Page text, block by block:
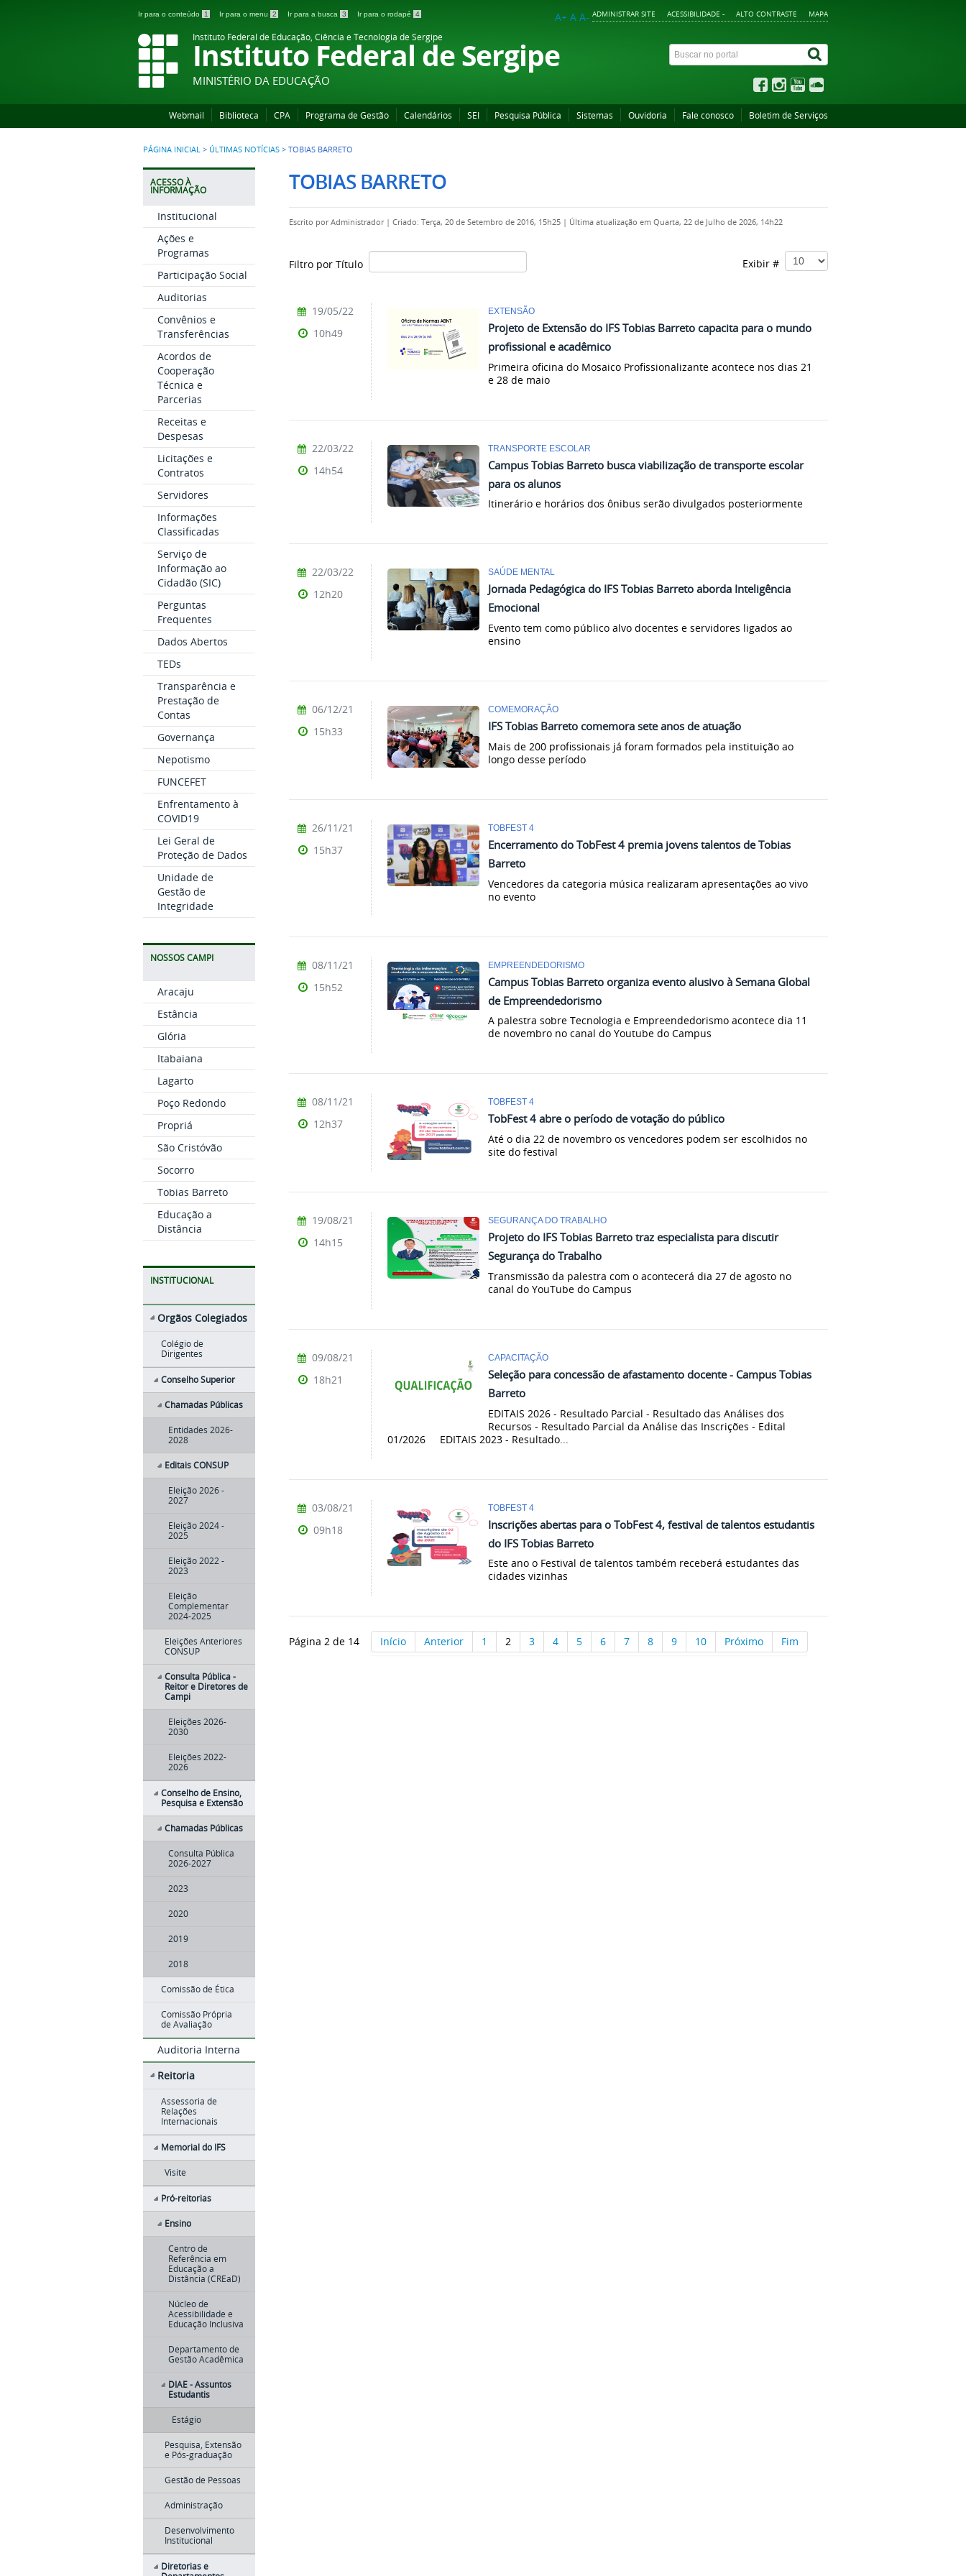
Ir para o conteúdo 1 Ir para o menu 2 Ir para a busca 3 Ir para o rodapé 4 ADMINISTRAR SITE ACESSIBILIDADE - ALTO CONTRASTE MAPA
A+ A A-
Instituto Federal de Educação, Ciência e Tecnologia de Sergipe
Instituto Federal de Sergipe
MINISTÉRIO DA EDUCAÇÃO
Webmail Biblioteca CPA Programa de Gestão Calendários SEI Pesquisa Pública Sistemas Ouvidoria Fale conosco Boletim de Serviços
PÁGINA INICIAL > ÚLTIMAS NOTÍCIAS > TOBIAS BARRETO
ACESSO À
INFORMAÇÃO
Institucional
Ações e
Programas
Participação Social
Auditorias
Convênios e
Transferências
Acordos de
Cooperação
Técnica e
Parcerias
Receitas e
Despesas
Licitações e
Contratos
Servidores
Informações
Classificadas
Serviço de
Informação ao
Cidadão (SIC)
Perguntas
Frequentes
Dados Abertos
TEDs
Transparência e
Prestação de
Contas
Governança
Nepotismo
FUNCEFET
Enfrentamento à
COVID19
Lei Geral de
Proteção de Dados
Unidade de
Gestão de
Integridade
NOSSOS CAMPI
Aracaju
Estância
Glória
Itabaiana
Lagarto
Poço Redondo
Propriá
São Cristóvão
Socorro
Tobias Barreto
Educação a
Distância
INSTITUCIONAL
Orgãos Colegiados
Colégio de
Dirigentes
Conselho Superior
Chamadas Públicas
Entidades 2026-
2028
Editais CONSUP
Eleição 2026 -
2027
Eleição 2024 -
2025
Eleição 2022 -
2023
Eleição
Complementar
2024-2025
Eleições Anteriores
CONSUP
Consulta Pública -
Reitor e Diretores de
Campi
Eleições 2026-
2030
Eleições 2022-
2026
Conselho de Ensino,
Pesquisa e Extensão
Chamadas Públicas
Consulta Pública
2026-2027
2023
2020
2019
2018
Comissão de Ética
Comissão Própria
de Avaliação
Auditoria Interna
Reitoria
Assessoria de
Relações
Internacionais
Memorial do IFS
Visite
Pró-reitorias
Ensino
Centro de
Referência em
Educação a
Distância (CREaD)
Núcleo de
Acessibilidade e
Educação Inclusiva
Departamento de
Gestão Acadêmica
DIAE - Assuntos
Estudantis
Estágio
Pesquisa, Extensão
e Pós-graduação
Gestão de Pessoas
Administração
Desenvolvimento
Institucional
Diretorias e
TOBIAS BARRETO
Escrito porAdministrador | Criado: Terça, 20 de Setembro de 2016, 15h25 | Última atualização em Quarta, 22 de Julho de 2026, 14h22
Filtro por Título Exibir #
EXTENSÃO
Projeto de Extensão do IFS Tobias Barreto capacita para o mundo
profissional e acadêmico
Primeira oficina do Mosaico Profissionalizante acontece nos dias 21
e 28 de maio
19/05/22
10h49
TRANSPORTE ESCOLAR
Campus Tobias Barreto busca viabilização de transporte escolar
para os alunos
Itinerário e horários dos ônibus serão divulgados posteriormente
22/03/22
14h54
SAÚDE MENTAL
Jornada Pedagógica do IFS Tobias Barreto aborda Inteligência
Emocional
Evento tem como público alvo docentes e servidores ligados ao
ensino
22/03/22
12h20
COMEMORAÇÃO
IFS Tobias Barreto comemora sete anos de atuação
Mais de 200 profissionais já foram formados pela instituição ao
longo desse período
06/12/21
15h33
TOBFEST 4
Encerramento do TobFest 4 premia jovens talentos de Tobias
Barreto
Vencedores da categoria música realizaram apresentações ao vivo
no evento
26/11/21
15h37
EMPREENDEDORISMO
Campus Tobias Barreto organiza evento alusivo à Semana Global
de Empreendedorismo
A palestra sobre Tecnologia e Empreendedorismo acontece dia 11
de novembro no canal do Youtube do Campus
08/11/21
15h52
TOBFEST 4
TobFest 4 abre o período de votação do público
Até o dia 22 de novembro os vencedores podem ser escolhidos no
site do festival
08/11/21
12h37
SEGURANÇA DO TRABALHO
Projeto do IFS Tobias Barreto traz especialista para discutir
Segurança do Trabalho
Transmissão da palestra com o acontecerá dia 27 de agosto no
canal do YouTube do Campus
19/08/21
14h15
CAPACITAÇÃO
Seleção para concessão de afastamento docente - Campus Tobias
Barreto
EDITAIS 2026 - Resultado Parcial - Resultado das Análises dos
Recursos - Resultado Parcial da Análise das Inscrições - Edital
01/2026 EDITAIS 2023 - Resultado...
09/08/21
18h21
TOBFEST 4
Inscrições abertas para o TobFest 4, festival de talentos estudantis
do IFS Tobias Barreto
Este ano o Festival de talentos também receberá estudantes das
cidades vizinhas
03/08/21
09h18
Página 2 de 14 Início Anterior 1 2 3 4 5 6 7 8 9 10 Próximo Fim